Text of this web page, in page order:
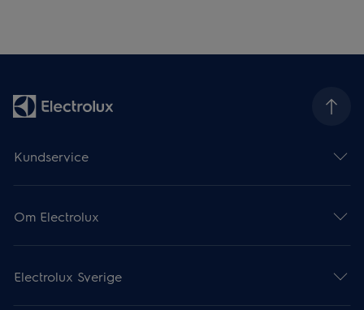
Kundservice
Om Electrolux
Electrolux Sverige